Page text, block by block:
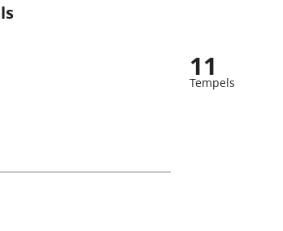
11
Tempels